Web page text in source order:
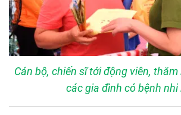
Cán bộ, chiến sĩ tới động viên,
các gia đình có bệnh nhi